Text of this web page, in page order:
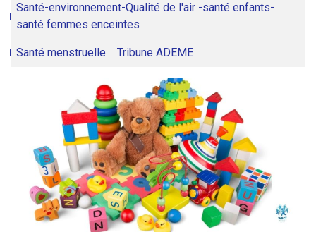
Santé-environnement-Qualité de l'air -santé enfants-
santé femmes enceintes
Santé menstruelle Tribune ADEME